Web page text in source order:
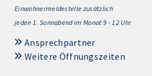
Einwohnermeldestelle zusätzlich
jeden 1. Sonnabend im Monat 9 - 12 Uhr
Ansprechpartner
Weitere Öffnungszeiten